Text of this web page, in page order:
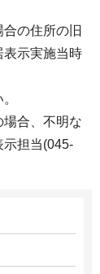
の住所の旧
表示実施当時
合、不明な
示担当(045-